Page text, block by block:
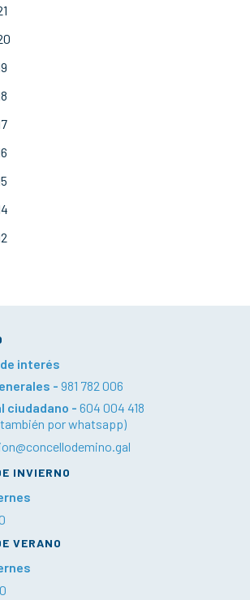
interés
- 981 782 006
ciudadano - 604 004 418
por whatsapp)
INVIERNO
VERANO